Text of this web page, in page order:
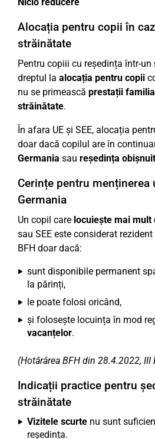
Nicio reducere
Alocația pentru copii în
străinătate
Pentru copiii cu reședința într-un
dreptul la alocația pentru copii
nu se primească prestații
străinătate.
În afara UE și SEE, alocația
doar dacă copilul are în
Germania sau reședința
Cerințe pentru menținerea
Germania
Un copil care locuiește mai mult
sau SEE este considerat
BFH doar dacă:
sunt disponibile permanent
la părinți,
le poate folosi oricând,
și folosește locuința în mod
vacanțelor.
(Hotărârea BFH din 28.4.2022, III
Indicații practice pentru
străinătate
Vizitele scurte nu sunt
reședința.